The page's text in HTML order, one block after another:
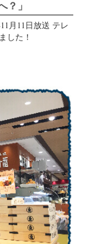
？」
月11日放送 テレ
した！